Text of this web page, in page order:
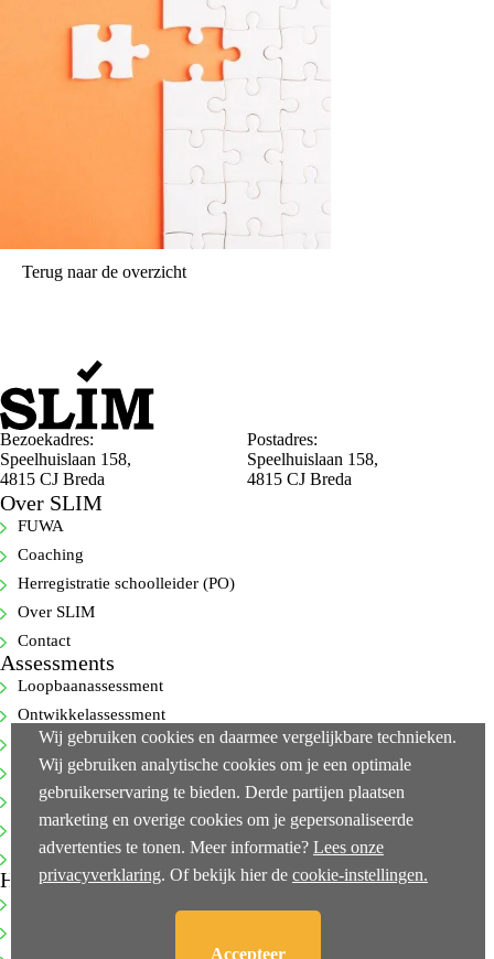
Terug naar de overzicht
Bezoekadres:
Speelhuislaan 158,
4815 CJ Breda
Postadres:
Speelhuislaan 158,
4815 CJ Breda
Over SLIM
FUWA
Coaching
Herregistratie schoolleider (PO)
Over SLIM
Contact
Assessments
Loopbaanassessment
Ontwikkelassessment
Selectie-assessment
360-gradenfeedback
Cognitieve capaciteitentest
Executive-assessments
Bekijk alle…
Handige links
Wij gebruiken cookies en daarmee vergelijkbare technieken.
Wij gebruiken analytische cookies om je een optimale
gebruikerservaring te bieden. Derde partijen plaatsen
marketing en overige cookies om je gepersonaliseerde
advertenties te tonen. Meer informatie? Lees onze
privacyverklaring. Of bekijk hier de cookie-instellingen.
Accepteer